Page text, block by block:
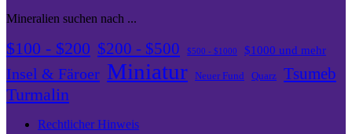
Mineralien suchen nach ...
$100 - $200 $200 - $500 $500 - $1000 $1000 und mehr
Insel & Färoer Miniatur Neuer Fund Quarz Tsumeb
Turmalin
Rechtlicher Hinweis